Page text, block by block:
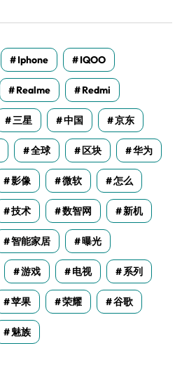
Iphone IQOO
Realme Redmi
三星 中国 京东
全球 区块 华为
影像 微软 怎么
技术 数智网 新机
智能家居 曝光
游戏 电视 系列
苹果 荣耀 谷歌
魅族